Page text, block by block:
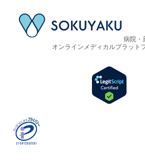
病院・
オンラインメディカルプラット